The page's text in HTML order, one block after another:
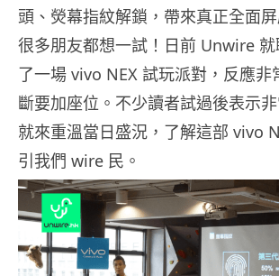
頭、熒幕指紋解鎖，帶來真正全面屏
很多朋友都想一試！日前 Unwire
了一場 vivo NEX 試玩派對，反應非
斷要加座位。不少讀者試過後表示
就來重溫當日盛況，了解這部 vivo
引我們 wire 民。